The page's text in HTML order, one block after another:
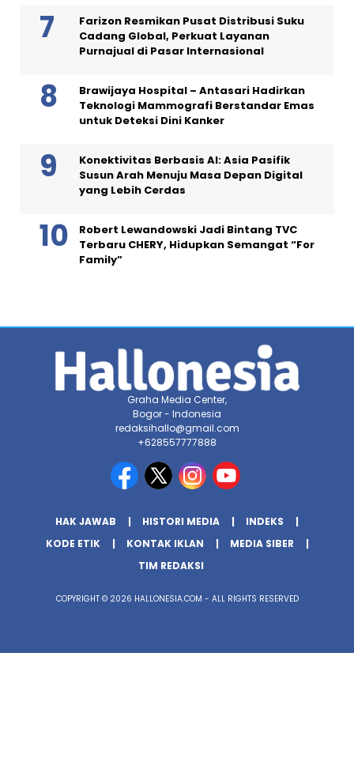
Farizon Resmikan Pusat Distribusi Suku
Cadang Global, Perkuat Layanan
Purnajual di Pasar Internasional
Brawijaya Hospital – Antasari Hadirkan
Teknologi Mammografi Berstandar Emas
untuk Deteksi Dini Kanker
Konektivitas Berbasis AI: Asia Pasifik
Susun Arah Menuju Masa Depan Digital
yang Lebih Cerdas
Robert Lewandowski Jadi Bintang TVC
Terbaru CHERY, Hidupkan Semangat “For
Family”
Graha Media Center,
Bogor - Indonesia
redaksihallo@gmail.com
+628557777888
HAK JAWAB HISTORI MEDIA
INDEKS
KODE ETIK
KONTAK IKLAN
MEDIA SIBER
TIM REDAKSI
COPYRIGHT © 2026 HALLONESIA.COM - ALL RIGHTS RESERVED